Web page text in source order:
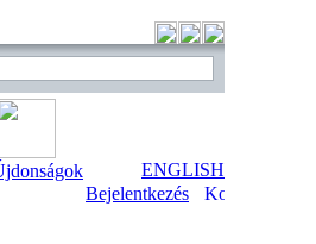
ENGLISH
Bejelentkezés